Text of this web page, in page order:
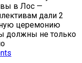
в Лос —
дали 2
церемонию
должны не только